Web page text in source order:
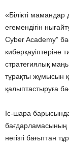
«Білікті
егемендігін
Cyber Academy”
киберқауіптеріне
стратегиялық
тұрақты жұмысын
қалыптастыруға
Іс-шара
бағдарламасының
негізгі бағыттан